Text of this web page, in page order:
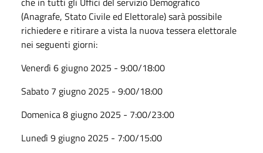
(Anagrafe, Stato Civile ed Elettorale) sarà possibile
richiedere e ritirare a vista la nuova tessera elettorale
nei seguenti giorni:
Venerdì 6 giugno 2025 - 9:00/18:00
Sabato 7 giugno 2025 - 9:00/18:00
Domenica 8 giugno 2025 - 7:00/23:00
Lunedì 9 giugno 2025 - 7:00/15:00